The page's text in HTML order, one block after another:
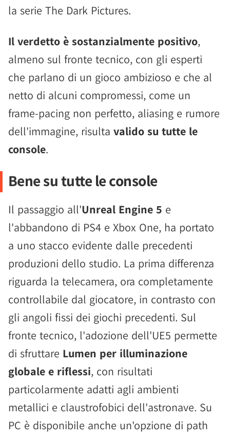
la serie The Dark Pictures.
Il verdetto è sostanzialmente positivo,
almeno sul fronte tecnico, con gli esperti
che parlano di un gioco ambizioso e che al
netto di alcuni compromessi, come un
frame-pacing non perfetto, aliasing e rumore
dell'immagine, risulta valido su tutte le
console.
Bene su tutte le console
Il passaggio all'Unreal Engine 5 e
l'abbandono di PS4 e Xbox One, ha portato
a uno stacco evidente dalle precedenti
produzioni dello studio. La prima differenza
riguarda la telecamera, ora completamente
controllabile dal giocatore, in contrasto con
gli angoli fissi dei giochi precedenti. Sul
fronte tecnico, l'adozione dell'UE5 permette
di sfruttare Lumen per illuminazione
globale e riflessi, con risultati
particolarmente adatti agli ambienti
metallici e claustrofobici dell'astronave. Su
PC è disponibile anche un'opzione di path